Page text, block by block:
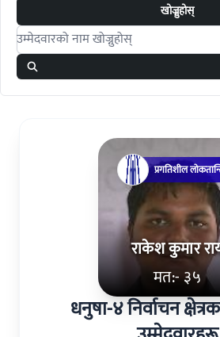
खोज्नुहोस्
Search candidates
राकेश कुमार
मत:- ३५
प्रगतिशील
पार्टी
धनुषा-४ निर्वाचन